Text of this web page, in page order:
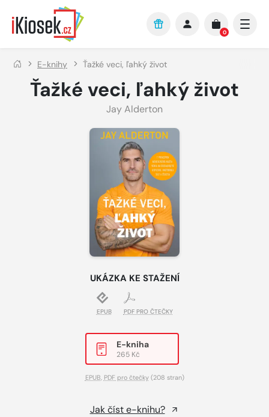
Přejít na hlavní obsah
0
E-knihy Ťažké veci, ľahký život
Ťažké veci, ľahký život
Jay Alderton
UKÁZKA KE STAŽENÍ
EPUB PDF PRO ČTEČKY
E-kniha
265 Kč
EPUB, PDF pro čtečky(208 stran)
Jak číst e-knihu?